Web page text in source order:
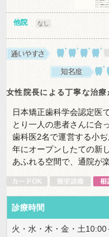
他院 なし
女性院長による丁寧な治
日本矯正歯科学会認定医
とり一人の患者さんに合
歯科医2名で運営する小
年にオープンしたての新
あふれる空間で、通院が
診療時間
火・水・木・金・土